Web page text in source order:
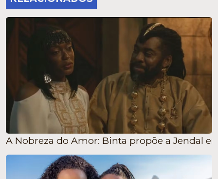
A Nobreza do Amor: Binta propõe a Jendal